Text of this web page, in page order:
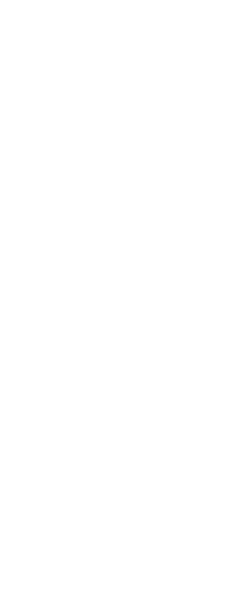
La carretera A-397,
Sol, permanece
temporal JANA. Las
rocas, así como
lo que ha obligado a
comprendido entre
La consejera de
asegurado que se
seguridad de los